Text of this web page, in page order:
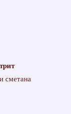
сметана